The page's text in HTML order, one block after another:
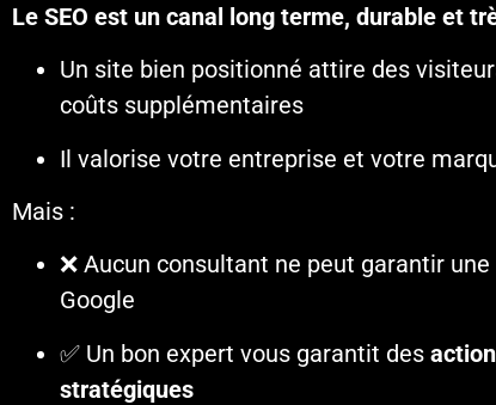
Le SEO est un canal long terme, durable et
Un site bien positionné attire des
coûts supplémentaires
Il valorise votre entreprise et votre
Mais :
❌ Aucun consultant ne peut garantir
Google
✅ Un bon expert vous garantit des
stratégiques